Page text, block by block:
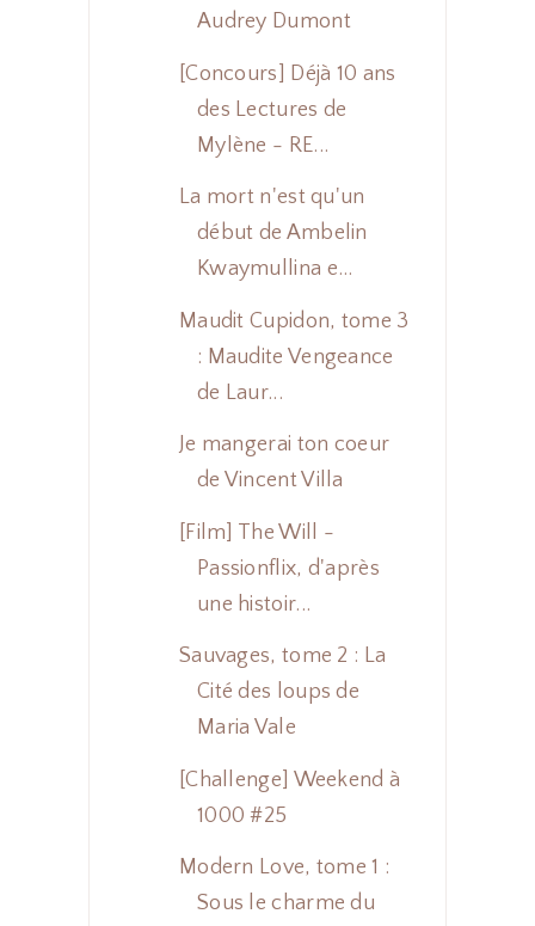
Audrey Dumont
[Concours] Déjà 10 ans
des Lectures de
Mylène - RE...
La mort n'est qu'un
début de Ambelin
Kwaymullina e...
Maudit Cupidon, tome 3
: Maudite Vengeance
de Laur...
Je mangerai ton coeur
de Vincent Villa
[Film] The Will -
Passionflix, d'après
une histoir...
Sauvages, tome 2 : La
Cité des loups de
Maria Vale
[Challenge] Weekend à
1000 #25
Modern Love, tome 1 :
Sous le charme du